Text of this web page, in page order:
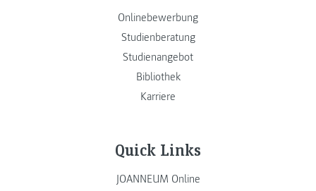
Onlinebewerbung
Studienberatung
Studienangebot
Bibliothek
Karriere
Quick Links
JOANNEUM Online